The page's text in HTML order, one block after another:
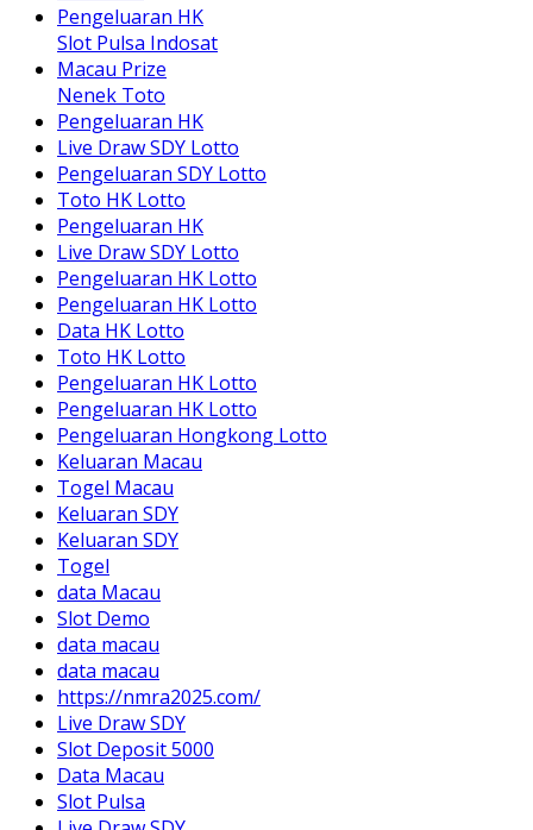
Pengeluaran HK
Slot Pulsa Indosat
Macau Prize
Nenek Toto
Pengeluaran HK
Live Draw SDY Lotto
Pengeluaran SDY Lotto
Toto HK Lotto
Pengeluaran HK
Live Draw SDY Lotto
Pengeluaran HK Lotto
Pengeluaran HK Lotto
Data HK Lotto
Toto HK Lotto
Pengeluaran HK Lotto
Pengeluaran HK Lotto
Pengeluaran Hongkong Lotto
Keluaran Macau
Togel Macau
Keluaran SDY
Keluaran SDY
Togel
data Macau
Slot Demo
data macau
data macau
https://nmra2025.com/
Live Draw SDY
Slot Deposit 5000
Data Macau
Slot Pulsa